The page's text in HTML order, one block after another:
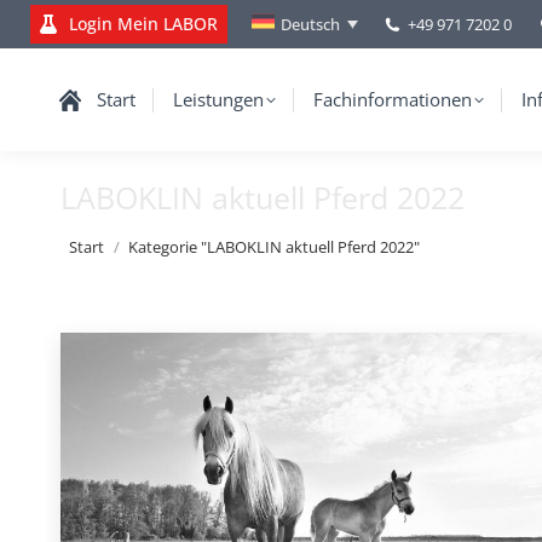
Login Mein LABOR Deutsch +49 971 7202 0
Start Leistungen Fachinformationen
LABOKLIN aktuell Pferd 2022
Sie befinden sich hier:
Start Kategorie "LABOKLIN aktuell Pferd 2022"